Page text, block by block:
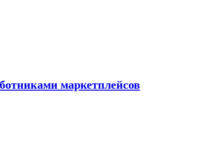
маркетплейсов